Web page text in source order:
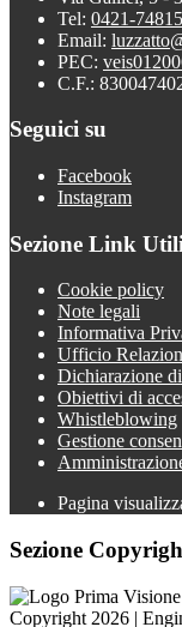
Tel: 0421-74815
Email:
PEC:
C.F.:
Seguici su
Facebook
Instagram
Sezione Link Utili
Cookie policy
Note legali
Informativa
Ufficio
Dichiarazione
Obiettivi di
Whistleblowing
Gestione
Pagina
Sezione
Copyright 2026 |